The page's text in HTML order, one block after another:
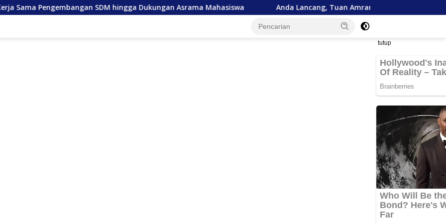
SDM hingga Dukungan Asrama Mahasiswa Anda Lancang, Tuan Amran! Bank Aceh Tegaskan Komitmen
tutup